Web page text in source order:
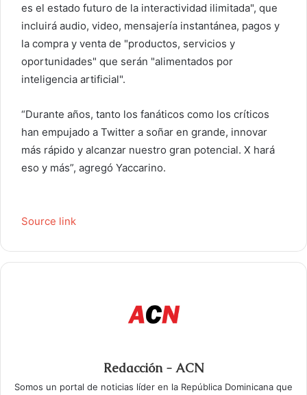
es el estado futuro de la interactividad ilimitada", que
incluirá audio, video, mensajería instantánea, pagos y
la compra y venta de "productos, servicios y
oportunidades" que serán "alimentados por
inteligencia artificial".
“Durante años, tanto los fanáticos como los críticos
han empujado a Twitter a soñar en grande, innovar
más rápido y alcanzar nuestro gran potencial. X hará
eso y más”, agregó Yaccarino.
Source link
Redacción - ACN
Somos un portal de noticias líder en la República Dominicana que